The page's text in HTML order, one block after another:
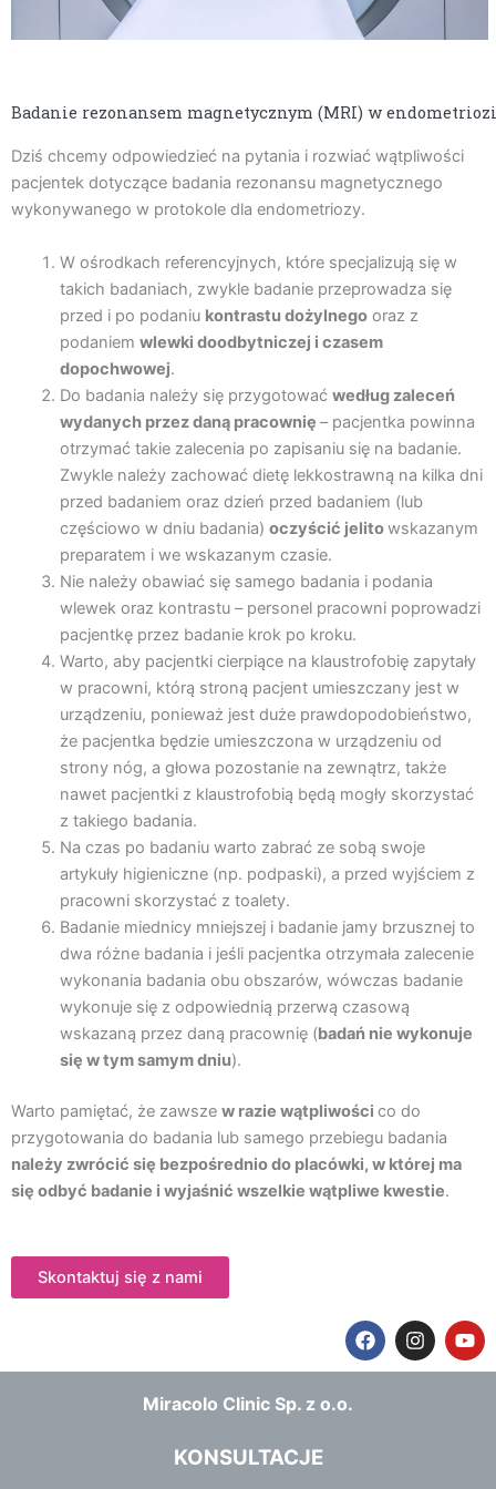
Badanie rezonansem magnetycznym (MRI) w
Dziś chcemy odpowiedzieć na pytania i rozwiać wątpliwości
pacjentek dotyczące badania rezonansu magnetycznego
wykonywanego w protokole dla endometriozy.
W ośrodkach referencyjnych, które specjalizują się w
takich badaniach, zwykle badanie przeprowadza się
przed i po podaniu kontrastu dożylnegooraz z
podaniem wlewki doodbytniczej i czasem
dopochwowej.
Do badania należy się przygotować według zaleceń
wydanych przez daną pracownię – pacjentka powinna
otrzymać takie zalecenia po zapisaniu się na badanie.
Zwykle należy zachować dietę lekkostrawną na kilka dni
przed badaniem oraz dzień przed badaniem (lub
częściowo w dniu badania) oczyścić jelitowskazanym
preparatem i we wskazanym czasie.
Nie należy obawiać się samego badania i podania
wlewek oraz kontrastu – personel pracowni poprowadzi
pacjentkę przez badanie krok po kroku.
Warto, aby pacjentki cierpiące na klaustrofobię zapytały
w pracowni, którą stroną pacjent umieszczany jest w
urządzeniu, ponieważ jest duże prawdopodobieństwo,
że pacjentka będzie umieszczona w urządzeniu od
strony nóg, a głowa pozostanie na zewnątrz, także
nawet pacjentki z klaustrofobią będą mogły skorzystać
z takiego badania.
Na czas po badaniu warto zabrać ze sobą swoje
artykuły higieniczne (np. podpaski), a przed wyjściem z
pracowni skorzystać z toalety.
Badanie miednicy mniejszej i badanie jamy brzusznej to
dwa różne badania i jeśli pacjentka otrzymała zalecenie
wykonania badania obu obszarów, wówczas badanie
wykonuje się z odpowiednią przerwą czasową
wskazaną przez daną pracownię (badań nie wykonuje
się w tym samym dniu).
Warto pamiętać, że zawsze w razie wątpliwości co do
przygotowania do badania lub samego przebiegu badania
należy zwrócić się bezpośrednio do placówki, w której ma
się odbyć badanie i wyjaśnić wszelkie wątpliwe kwestie.
Skontaktuj się z nami
F
a
c
I
n
s
Y
o
u
Miracolo Clinic Sp. z o.o.
KONSULTACJE